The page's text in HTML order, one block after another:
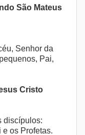
São Mateus
Senhor da
Pai,
Cristo
discípulos:
os Profetas.